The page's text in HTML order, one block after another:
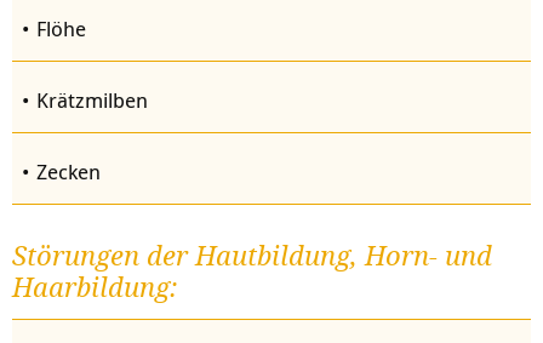
Flöhe
Krätzmilben
Zecken
Störungen der Hautbildung, Horn- und
Haarbildung: